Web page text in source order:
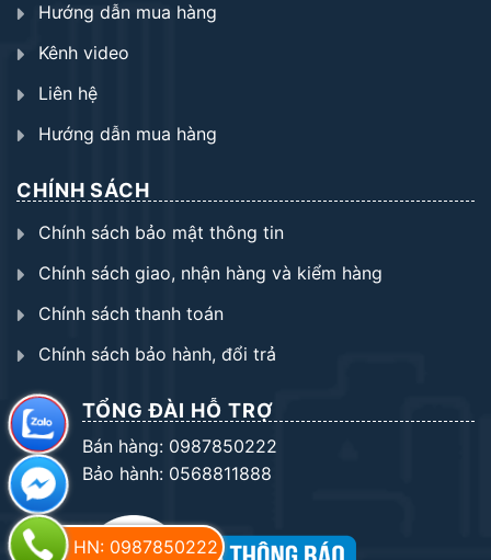
Hướng dẫn mua hàng
Kênh video
Liên hệ
Hướng dẫn mua hàng
CHÍNH SÁCH
Chính sách bảo mật thông tin
Chính sách giao, nhận hàng và kiểm hàng
Chính sách thanh toán
Chính sách bảo hành, đổi trả
TỔNG ĐÀI HỖ TRỢ
Bán hàng: 0987850222
Bảo hành: 0568811888
HN: 0987850222